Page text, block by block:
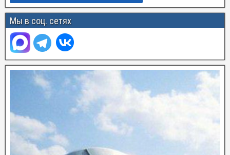
Мы в соц. сетях